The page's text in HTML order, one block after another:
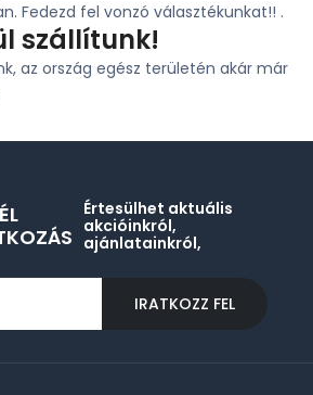
Fedezd fel vonzó választékunkat!! .
szállítunk!
az ország egész területén akár már
Értesülhet aktuális
akcióinkról,
ajánlatainkról,
IRATKOZZ FEL